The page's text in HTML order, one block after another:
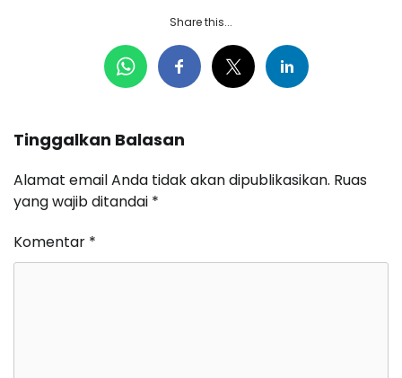
Share this...
Tinggalkan Balasan
Alamat email Anda tidak akan dipublikasikan. Ruas
yang wajib ditandai *
Komentar *